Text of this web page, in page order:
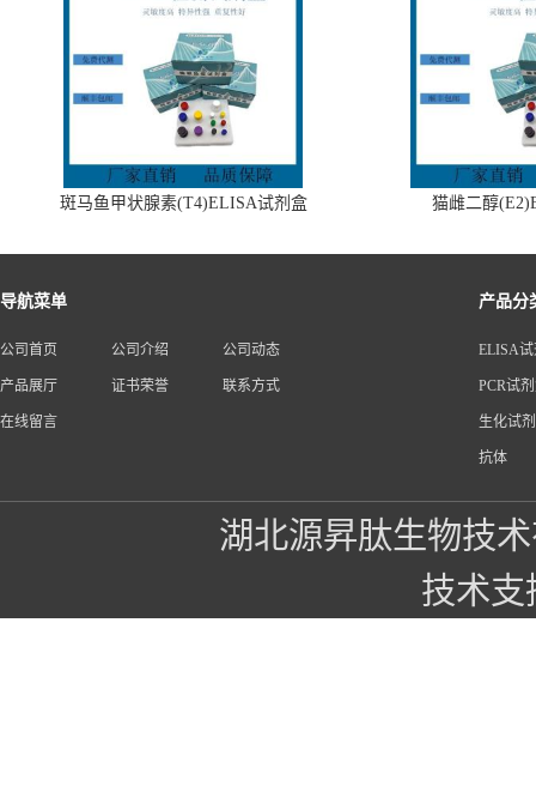
斑马鱼甲状腺素(T4)ELISA试剂盒 猫雌二醇
导航菜单
公司首页 公司介绍 公司动态
产品展厅 证书荣誉 联系方式
在线留言
产品分
ELISA
PCR试
生化试
抗体
湖北源昇肽生物技
技术